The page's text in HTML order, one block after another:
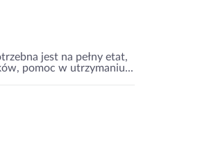
jest na pełny etat,
pomoc w utrzymaniu...